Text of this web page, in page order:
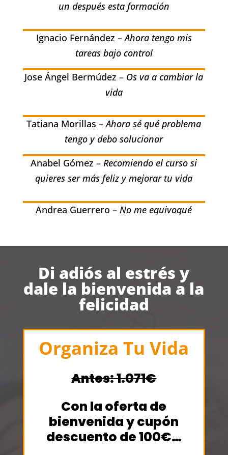
un después esta formación
Ignacio Fernández –Ahora tengo mis
tareas bajo control
Jose Ángel Bermúdez – Os va a cambiar la
vida
Tatiana Morillas –Ahora sé qué problema
tengo y debo solucionar
Anabel Gómez – Recomiendo el curso si
quieres ser más feliz y mejorar tu vida
Andrea Guerrero – No me equivoqué
Di adiós al estrés y
dale la bienvenida a la
felicidad
Organiza Tu Vida
Antes: 1.071€
Con la oferta de
bienvenida y cupón
descuento de 100€…